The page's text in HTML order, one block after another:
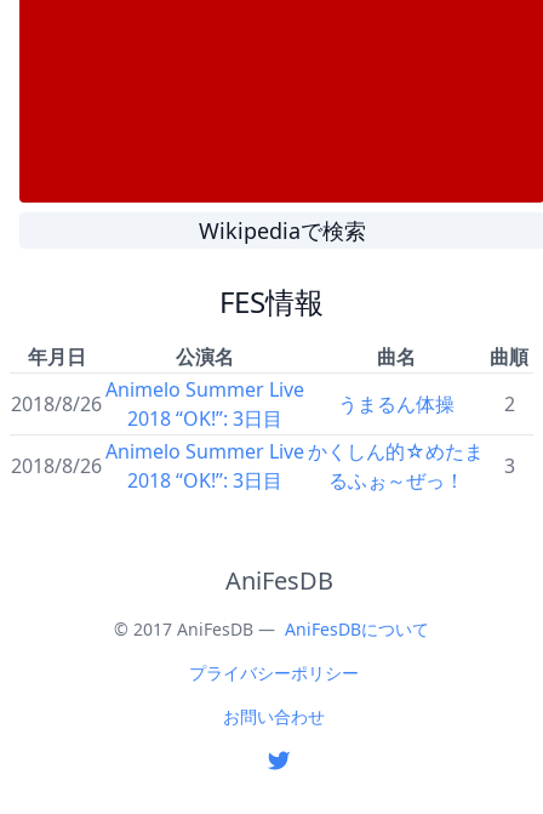
Wikipediaで検索
FES情報
年月日 公演名 曲名
曲順
2018/8/26
Animelo Summer Live
2018 “OK!”: 3日目
うまるん体操 2
2018/8/26
Animelo Summer Live
2018 “OK!”: 3日目
かくしん的☆めたま
るふぉ～ぜっ！
3
AniFesDB
© 2017 AniFesDB — AniFesDBについて
プライバシーポリシー
お問い合わせ